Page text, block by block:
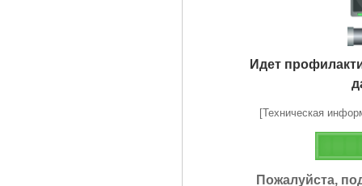
Идет
[Техническая
Пожалуйста,